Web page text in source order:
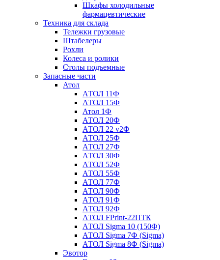
Шкафы холодильные
фармацевтические
Техника для склада
Тележки грузовые
Штабелеры
Рохли
Колеса и ролики
Столы подъемные
Запасные части
Атол
АТОЛ 11Ф
АТОЛ 15Ф
Атол 1Ф
АТОЛ 20Ф
АТОЛ 22 v2Ф
АТОЛ 25Ф
АТОЛ 27Ф
АТОЛ 30Ф
АТОЛ 52Ф
АТОЛ 55Ф
АТОЛ 77Ф
АТОЛ 90Ф
АТОЛ 91Ф
АТОЛ 92Ф
АТОЛ FPrint-22ПТК
АТОЛ Sigma 10 (150Ф)
АТОЛ Sigma 7Ф (Sigma)
АТОЛ Sigma 8Ф (Sigma)
Эвотор